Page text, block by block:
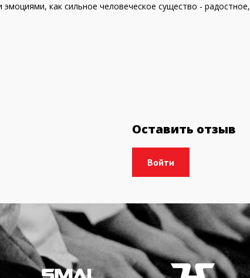
как сильное человеческое существо - радостное,
Оставить отзыв